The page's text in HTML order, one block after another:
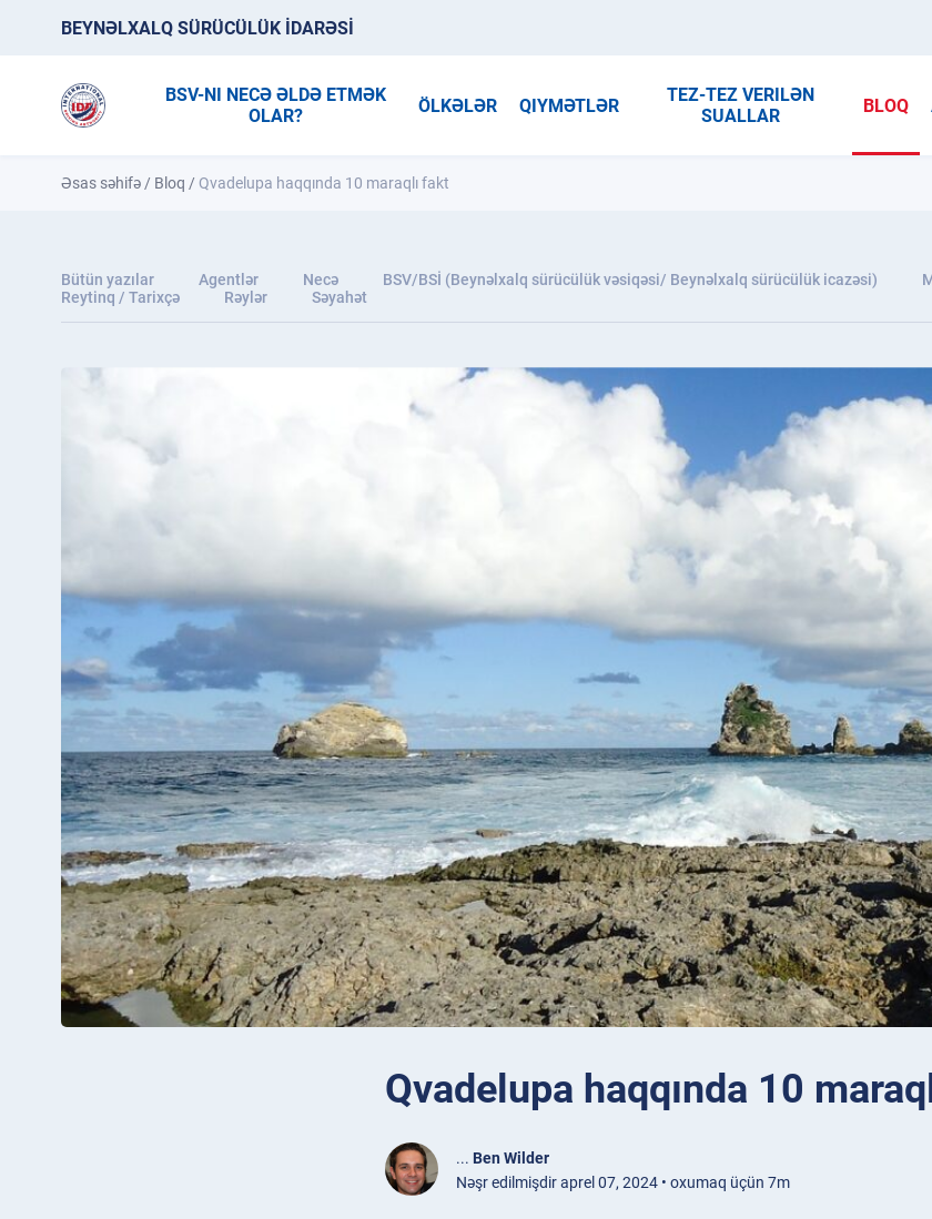
BEYNƏLXALQ SÜRÜCÜLÜK İDARƏSİ
BSV-NI NECƏ ƏLDƏ ETMƏK
OLAR?
ÖLKƏLƏR QIYMƏTLƏR
TEZ-TEZ VERILƏN
SUALLAR
BLOQ
Əsas səhifə / Bloq /Qvadelupa haqqında 10 maraqlı fakt
Bütün yazılar Agentlər Necə BSV/BSİ (Beynəlxalq sürücülük vəsiqəsi/ Beynəlxalq sürücülük icazəsi)
Reytinq / Tarixçə
Rəylər Səyahət
Qvadelupa haqqında 10
... Ben Wilder
Nəşr edilmişdir aprel 07, 2024 • oxumaq üçün 7m